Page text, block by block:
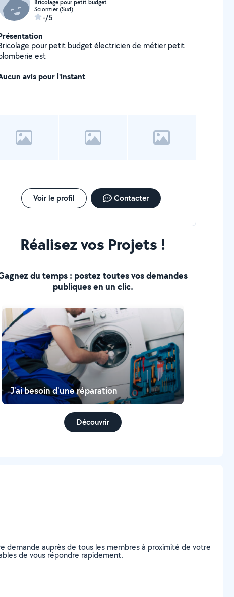
Bricolage pour petit budget
Scionzier (Sud)
-/5
pour petit budget électricien de métier petit
est
avis pour l'instant
Voir le profil Contacter
Réalisez vos Projets !
du temps : postez toutes vos demandes
publiques en un clic.
J'ai besoin d'une réparation
Découvrir
demande auprès de tous les membres à proximité de votre
de vous répondre rapidement.